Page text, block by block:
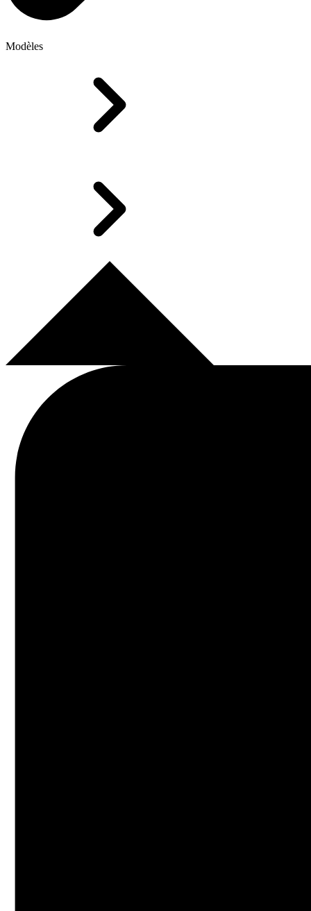
Modèles